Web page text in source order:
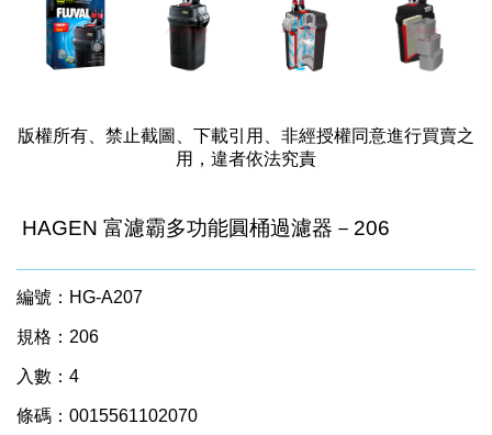
版權所有、禁止截圖、下載引用、非經授權同意進行買賣之
用，違者依法究責
HAGEN 富濾霸多功能圓桶過濾器－206
編號：HG-A207
規格：206
入數：4
條碼：0015561102070